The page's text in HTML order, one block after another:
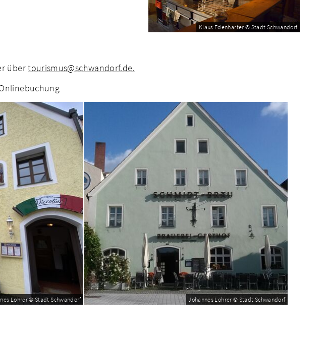
Klaus Edenharter © Stadt Schwandorf
übertourismus@schwandorf.de.
Lohrer © Stadt Schwandorf Johannes Lohrer © Stadt Schwandorf